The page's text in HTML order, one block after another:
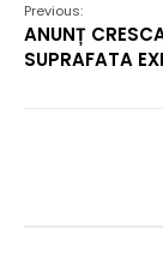
Previous:
ANUNȚ
SUPRAFATA